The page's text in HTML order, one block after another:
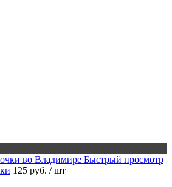
Быстрый просмотр
125 руб. / шт